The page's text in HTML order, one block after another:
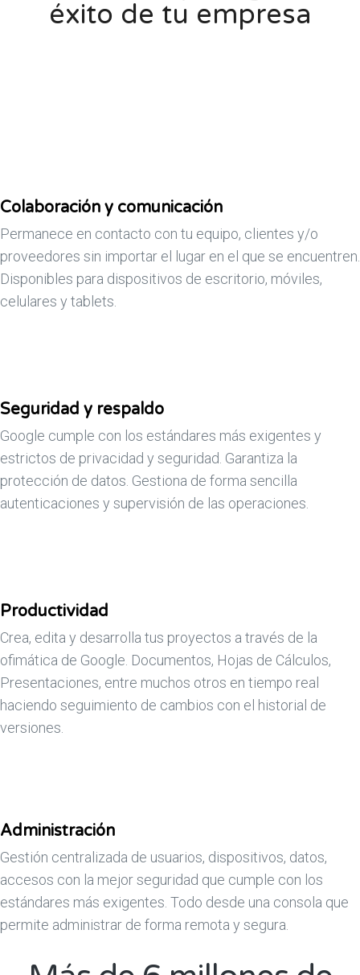
éxito de tu empresa
Colaboración y comunicación
Permanece en contacto con tu equipo, clientes y/o
proveedores sin importar el lugar en el que se encuentren.
Disponibles para dispositivos de escritorio, móviles,
celulares y tablets.
Seguridad y respaldo
Google cumple con los estándares más exigentes y
estrictos de privacidad y seguridad. Garantiza la
protección de datos. Gestiona de forma sencilla
autenticaciones y supervisión de las operaciones.
Productividad
Crea, edita y desarrolla tus proyectos a través de la
ofimática de Google. Documentos, Hojas de Cálculos,
Presentaciones, entre muchos otros en tiempo real
haciendo seguimiento de cambios con el historial de
versiones.
Administración
Gestión centralizada de usuarios, dispositivos, datos,
accesos con la mejor seguridad que cumple con los
estándares más exigentes. Todo desde una consola que
permite administrar de forma remota y segura.